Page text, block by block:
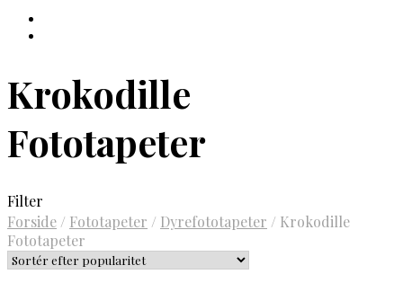
Krokodille
Fototapeter
Filter
Forside / Fototapeter / Dyrefototapeter / Krokodille
Fototapeter